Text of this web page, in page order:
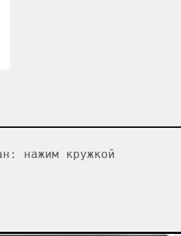
нажим кружкой